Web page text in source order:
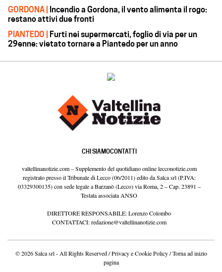
GORDONA |
Incendio a Gordona, il vento alimenta il rogo:
restano attivi due fronti
PIANTEDO |
Furti nei supermercati, foglio di via per un
29enne: vietato tornare a Piantedo per un anno
CHI SIAMOCONTATTI
valtellinanotizie.com – Supplemento del quotidiano online lecconotizie.com
registrato presso il Tribunale di Lecco (06/2011) edito da Salca srl (P.IVA:
03329300135) con sede legale a Barzanò (Lecco) via Roma, 2 – Cap. 23891 –
Testata associata ANSO
DIRETTORE RESPONSABILE: Lorenzo Colombo
CONTATTACI:redazione@valtellinanotizie.com
© 2026 Salca srl - All Rights Reserved /Privacy e Cookie Policy/Torna ad inizio
pagina